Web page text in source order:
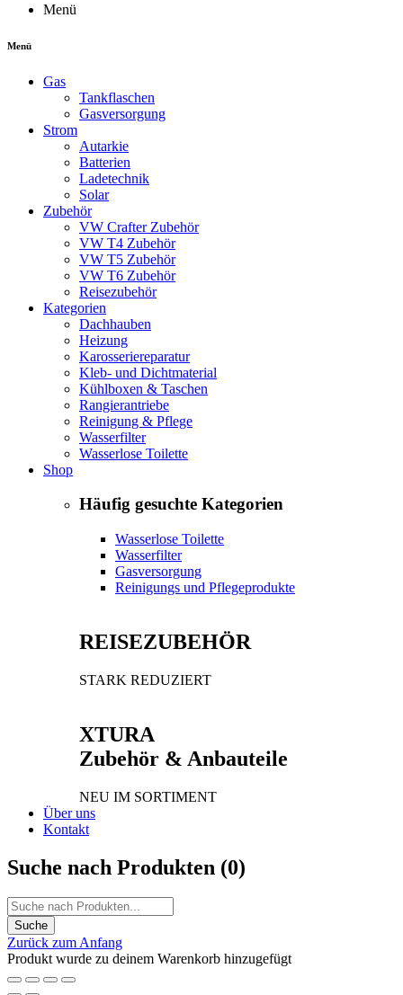
Menü
Menü
Gas
Tankflaschen
Gasversorgung
Strom
Autarkie
Batterien
Ladetechnik
Solar
Zubehör
VW Crafter Zubehör
VW T4 Zubehör
VW T5 Zubehör
VW T6 Zubehör
Reisezubehör
Kategorien
Dachhauben
Heizung
Karosseriereparatur
Kleb- und Dichtmaterial
Kühlboxen & Taschen
Rangierantriebe
Reinigung & Pflege
Wasserfilter
Wasserlose Toilette
Shop
Häufig gesuchte Kategorien
Wasserlose Toilette
Wasserfilter
Gasversorgung
Reinigungs und Pflegeprodukte
REISEZUBEHÖR
STARK REDUZIERT
XTURA
Zubehör & Anbauteile
NEU IM SORTIMENT
Über uns
Kontakt
Suche nach Produkten (0)
Zurück zum Anfang
Produkt wurde zu deinem Warenkorb hinzugefügt